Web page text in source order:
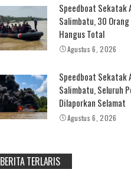
Speedboat Sekatak
Salimbatu, 30
Hangus Total
Agustus 6, 2026
Speedboat Sekatak
Salimbatu, Seluruh
Dilaporkan Selamat
Agustus 6, 2026
BERITA TERLARIS